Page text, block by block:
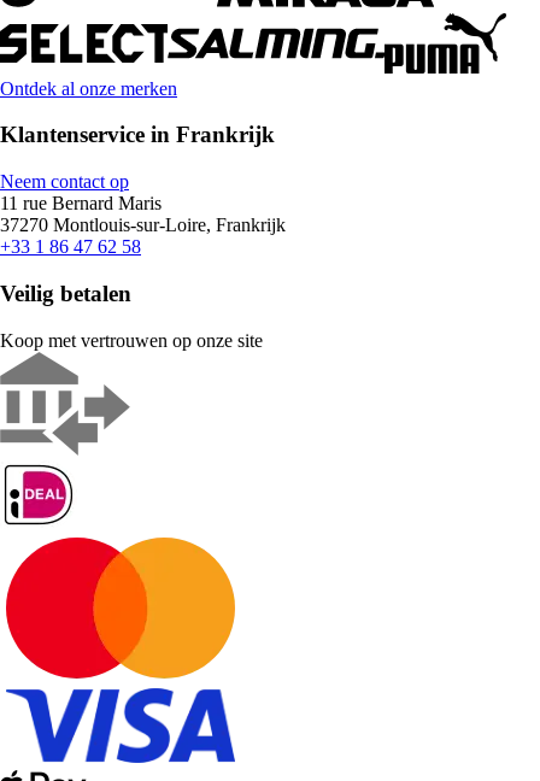
Ontdek al onze merken
Klantenservice in Frankrijk
Neem contact op
11 rue Bernard Maris
37270 Montlouis-sur-Loire, Frankrijk
+33 1 86 47 62 58
Veilig betalen
Koop met vertrouwen op onze site